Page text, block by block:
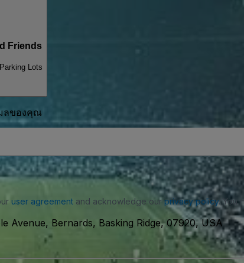
Friends
Lots
ลของคุณ
user agreementand acknowledge our privacy policy. You
Avenue, Bernards, Basking Ridge, 07920, USA